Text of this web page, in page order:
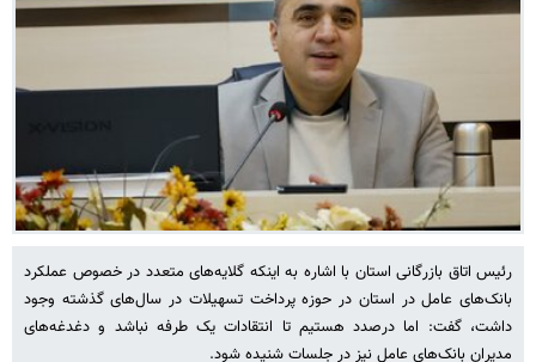
رئیس اتاق بازرگانی استان با اشاره به اینکه گلایه‌های متعدد در خصوص عملکرد
بانک‌های عامل در استان در حوزه پرداخت تسهیلات در سال‌های گذشته وجود
داشت، گفت: اما درصدد هستیم تا انتقادات یک طرفه نباشد و دغدغه‌های
مدیران بانک‌های عامل نیز در جلسات شنیده شود.